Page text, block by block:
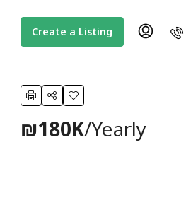
Create a Listing
₪180K/Yearly